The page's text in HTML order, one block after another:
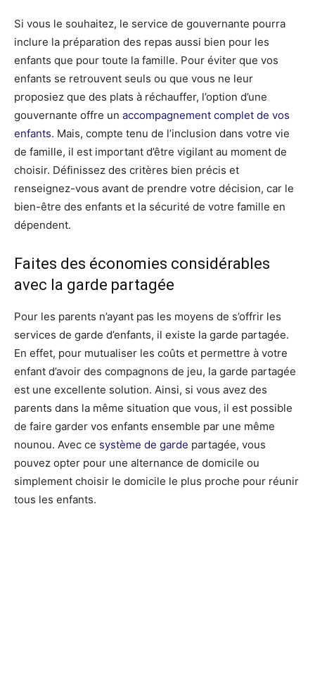
Si vous le souhaitez, le service de gouvernante pourra
inclure la préparation des repas aussi bien pour les
enfants que pour toute la famille. Pour éviter que vos
enfants se retrouvent seuls ou que vous ne leur
proposiez que des plats à réchauffer, l’option d’une
gouvernante offre un accompagnement complet de vos
enfants. Mais, compte tenu de l’inclusion dans votre vie
de famille, il est important d’être vigilant au moment de
choisir. Définissez des critères bien précis et
renseignez-vous avant de prendre votre décision, car le
bien-être des enfants et la sécurité de votre famille en
dépendent.
Faites des économies considérables
avec la garde partagée
Pour les parents n’ayant pas les moyens de s’offrir les
services de garde d’enfants, il existe la garde partagée.
En effet, pour mutualiser les coûts et permettre à votre
enfant d’avoir des compagnons de jeu, la garde partagée
est une excellente solution. Ainsi, si vous avez des
parents dans la même situation que vous, il est possible
de faire garder vos enfants ensemble par une même
nounou. Avec ce système de garde partagée, vous
pouvez opter pour une alternance de domicile ou
simplement choisir le domicile le plus proche pour réunir
tous les enfants.